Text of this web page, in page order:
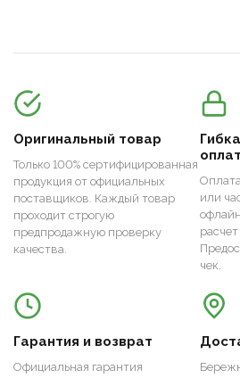
Оригинальный товар
Только 100% сертифицированная
продукция от официальных
поставщиков. Каждый товар
проходит строгую
предпродажную проверку
качества.
или
чек.
Гарантия и возврат
Официальная гарантия